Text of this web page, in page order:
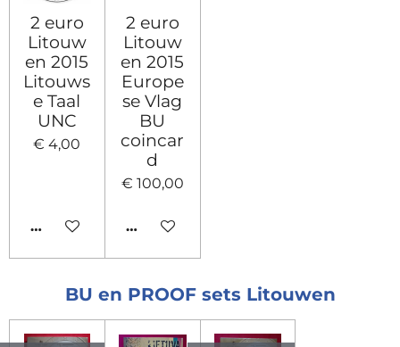
2 euro
Litouw
en 2015
Litouws
e Taal
UNC
€ 4,00
IN WINKELWAGEN
2 euro
Litouw
en 2015
Europe
se Vlag
BU
coincar
d
€ 100,00
IN WINKELWAGEN
BU en PROOF sets Litouwen